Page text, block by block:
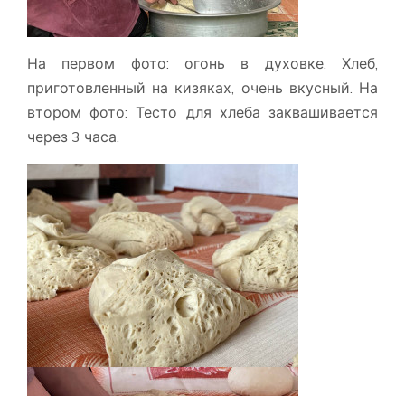
На первом фото: огонь в духовке. Хлеб,
приготовленный на кизяках, очень вкусный. На
втором фото: Тесто для хлеба заквашивается
через 3 часа.